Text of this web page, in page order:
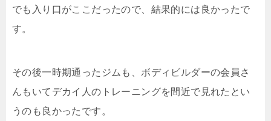
でも入り口がここだったので、結果的には良かったで
す。
その後一時期通ったジムも、ボディビルダーの会員さ
んもいてデカイ人のトレーニングを間近で見れたとい
うのも良かったです。